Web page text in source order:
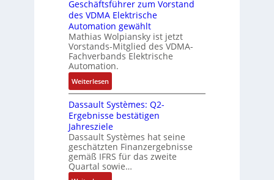
-
u
n
d
A
n
l
a
g
e
n
b
a
u
:
P
t
u
r
n
-
K
i
t
E
n
c
o
d
e
r
e
L
a
s
e
r
r
i
a
n
g
u
l
a
s
I
T
-
R
ü
c
k
g
r
a
t
d
e
r
Geschäftsführer zum Vorstand
des VDMA Elektrische
Automation gewählt
Mathias Wolpiansky ist jetzt
Vorstands-Mitglied des VDMA-
Fachverbands Elektrische
Automation.
Weiterlesen:
R
o
s
e
S
y
s
t
Dassault Systèmes: Q2-
Ergebnisse bestätigen
Jahresziele
Dassault Systèmes hat seine
geschätzten Finanzergebnisse
gemäß IFRS für das zweite
Quartal sowie…